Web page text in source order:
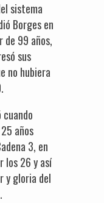
sistema
Borges en
de 99 años,
sus
no hubiera
años
3, en
los 26 y así
y gloria del